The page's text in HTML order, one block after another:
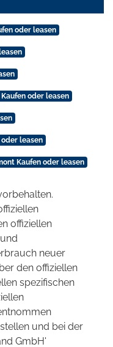
oder leasen
oder leasen
leasen
Kaufen oder leasen
offiziellen
neuer
den offiziellen
spezifischen
und bei der
GmbH'